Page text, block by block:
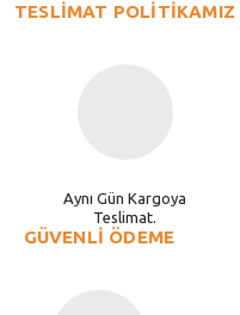
TESLİMAT POLİTİKAMIZ
Aynı Gün Kargoya
Teslimat.
GÜVENLİ ÖDEME